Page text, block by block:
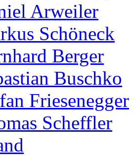
Arweiler
Schöneck
Berger
Buschko
Friesenegger
Scheffler